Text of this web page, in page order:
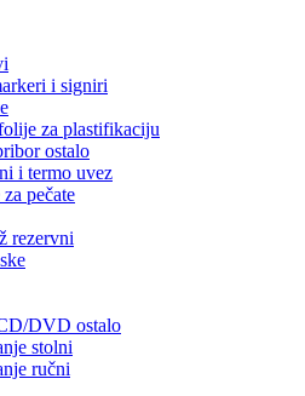
i signiri
za plastifikaciju
ostalo
i termo uvez
pečate
rezervni
DVD ostalo
stolni
ručni